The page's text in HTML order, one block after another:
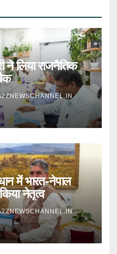
ने लिया राजनैतिक
में भारत-नेपाल
नेतृत्व